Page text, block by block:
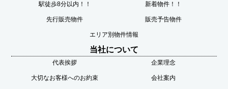
駅徒歩8分以内！！ 新着物件！！
先行販売物件 販売予告物件
エリア別物件情報
当社について
代表挨拶 企業理念
大切なお客様へのお約束 会社案内